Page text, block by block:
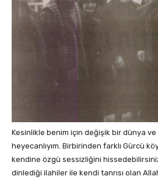
Kesinlikle benim için değişik bir dünya
heyecanlıyım. Birbirinden farklı Gürcü
kendine özgü sessizliğini
dinlediği ilahiler ile kendi tanrısı olan